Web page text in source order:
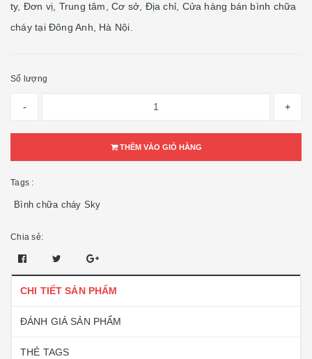
ty, Đơn vị, Trung tâm, Cơ sở, Địa chỉ, Cửa hàng bán bình chữa
cháy tại Đông Anh, Hà Nội.
Số lượng
- +
THÊM VÀO GIỎ HÀNG
Tags :
Bình chữa cháy Sky
Chia sẻ:
CHI TIẾT SẢN PHẨM
ĐÁNH GIÁ SẢN PHẨM
THẺ TAGS